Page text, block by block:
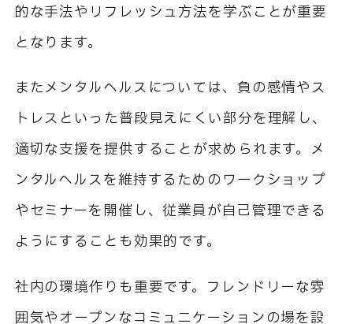
的な手法やリフレッシュ方法を学ぶことが重要
となります。
またメンタルヘルスについては、負の感情やス
トレスといった普段見えにくい部分を理解し、
適切な支援を提供することが求められます。メ
ンタルヘルスを維持するためのワークショップ
やセミナーを開催し、従業員が自己管理できる
ようにすることも効果的です。
社内の環境作りも重要です。フレンドリーな雰
囲気やオープンなコミュニケーションの場を設